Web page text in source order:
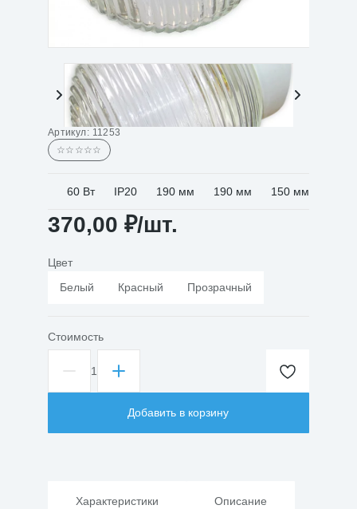
Артикул: 11253
☆☆☆☆☆
60 Вт IP20 190 мм 190 мм 150 мм
370,00 ₽/шт.
Цвет
Белый
Красный Прозрачный
Стоимость
Количество
товара
НББ
1
Добавить в корзину
Характеристики Описание